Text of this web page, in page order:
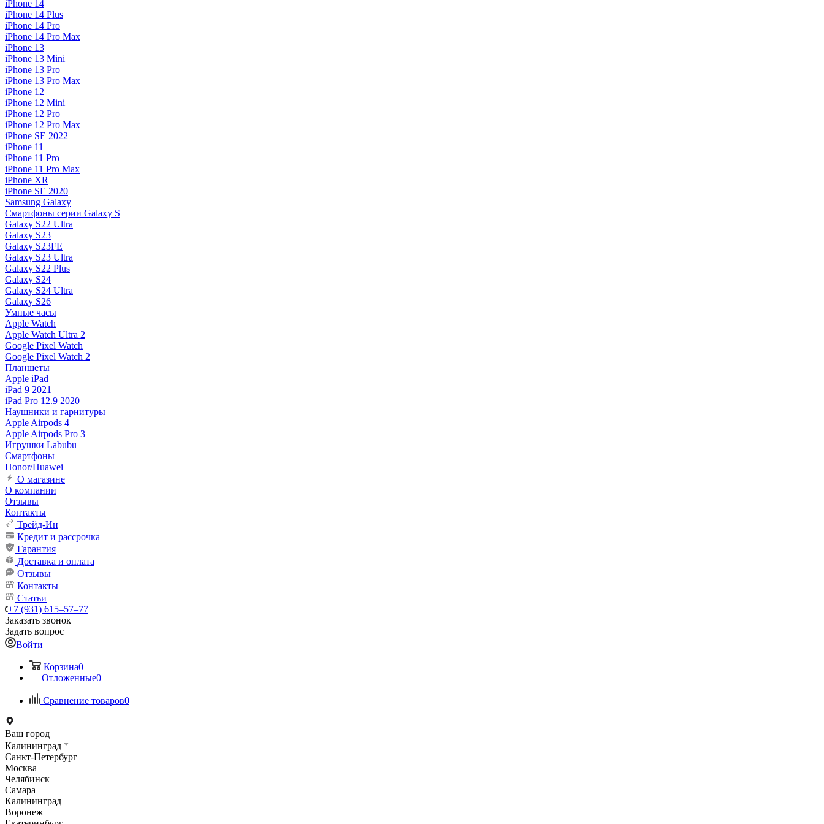
iPhone 14
iPhone 14 Plus
iPhone 14 Pro
iPhone 14 Pro Max
iPhone 13
iPhone 13 Mini
iPhone 13 Pro
iPhone 13 Pro Max
iPhone 12
iPhone 12 Mini
iPhone 12 Pro
iPhone 12 Pro Max
iPhone SE 2022
iPhone 11
iPhone 11 Pro
iPhone 11 Pro Max
iPhone XR
iPhone SE 2020
Samsung Galaxy
Смартфоны серии Galaxy S
Galaxy S22 Ultra
Galaxy S23
Galaxy S23FE
Galaxy S23 Ultra
Galaxy S22 Plus
Galaxy S24
Galaxy S24 Ultra
Galaxy S26
Умные часы
Apple Watch
Apple Watch Ultra 2
Google Pixel Watch
Google Pixel Watch 2
Планшеты
Apple iPad
iPad 9 2021
iPad Pro 12.9 2020
Наушники и гарнитуры
Apple Airpods 4
Apple Airpods Pro 3
Игрушки Labubu
Смартфоны
Honor/Huawei
О магазине
О компании
Отзывы
Контакты
Трейд-Ин
Кредит и рассрочка
Гарантия
Доставка и оплата
Отзывы
Контакты
Статьи
+7 (931) 615‒57‒77
Заказать звонок
Задать вопрос
Войти
Корзина0
Отложенные0
Сравнение товаров0
Ваш город
Калининград
Санкт-Петербург
Москва
Челябинск
Самара
Калининград
Воронеж